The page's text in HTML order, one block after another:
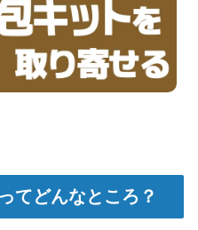
てどんなところ？